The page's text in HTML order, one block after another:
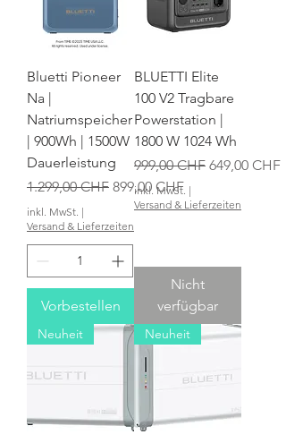
Bluetti Pioneer
Na |
Natriumspeicher
| 900Wh | 1500W
Dauerleistung
Standardpreis
1.299,00 CHF Sale-Preis
899,00 CHF
inkl. MwSt. |
Versand & Lieferzeiten
Vorbestellen
BLUETTI Elite
100 V2 Tragbare
Powerstation |
1800 W 1024 Wh
Standardpreis
999,00 CHF Sale-Preis
649,00 CHF
inkl. MwSt. |
Versand & Lieferzeiten
Nicht
verfügbar
Neuheit Neuheit